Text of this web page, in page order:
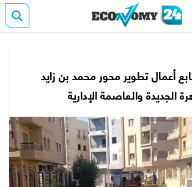
أعمال تطوير محور محمد بن زايد
الجديدة والعاصمة الإدارية